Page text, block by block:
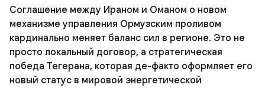
Соглашение между Ираном и Оманом о новом
механизме управления Ормузским проливом
кардинально меняет баланс сил в регионе. Это не
просто локальный договор, а стратегическая
победа Тегерана, которая де-факто оформляет его
новый статус в мировой энергетической